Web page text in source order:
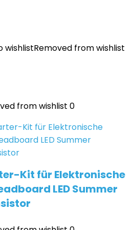
wishlistRemoved from wishlist
from wishlist 0
Kit für Elektronische
LED Summer